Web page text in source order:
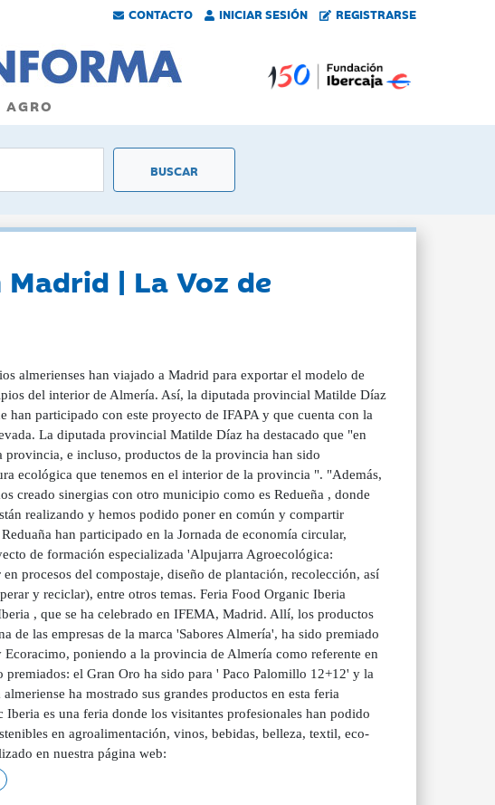
CONTACTO INICIAR SESIÓN REGISTRARSE
| La Voz de
almerienses han viajado a Madrid para exportar el modelo de
del interior de Almería. Así, la diputada provincial Matilde Díaz
participado con este proyecto de IFAPA y que cuenta con la
La diputada provincial Matilde Díaz ha destacado que "en
provincia, e incluso, productos de la provincia han sido
ecológica que tenemos en el interior de la provincia ". "Además,
creado sinergias con otro municipio como es Redueña , donde
realizando y hemos podido poner en común y compartir
han participado en la Jornada de economía circular,
de formación especializada 'Alpujarra Agroecológica:
procesos del compostaje, diseño de plantación, recolección, así
y reciclar), entre otros temas. Feria Food Organic Iberia
, que se ha celebrado en IFEMA, Madrid. Allí, los productos
las empresas de la marca 'Sabores Almería', ha sido premiado
poniendo a la provincia de Almería como referente en
el Gran Oro ha sido para ' Paco Palomillo 12+12' y la
ha mostrado sus grandes productos en esta feria
es una feria donde los visitantes profesionales han podido
en agroalimentación, vinos, bebidas, belleza, textil, eco-
en nuestra página web: